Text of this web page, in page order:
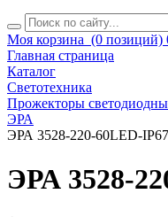
Моя корзина (0 позиций)
Главная страница
Каталог
Светотехника
Прожекторы
ЭРА
ЭРА 3528-220-60LED-
ЭРА 3528-